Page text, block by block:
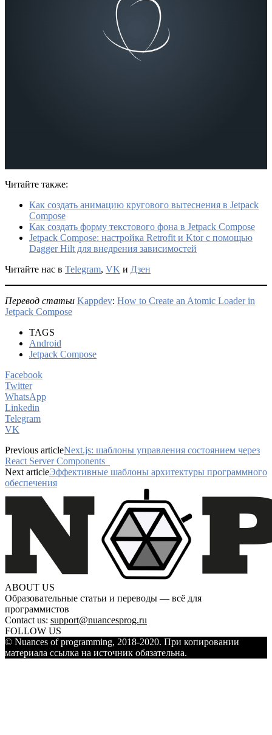
Читайте также:
Как создать анимацию кругового вытеснения в Jetpack
Compose
Как создать форму текстового фона в Jetpack Compose
Jetpack Compose: настройка Retrofit и Ktor с помощью
Dagger Hilt для внедрения зависимостей
Читайте нас в Telegram, VK и Дзен
Перевод статьи Kappdev: How to Create an Atomic Loader in
Jetpack Compose
TAGS
Android
Jetpack Compose
Facebook
Twitter
WhatsApp
Linkedin
Telegram
VK
Previous articleNext.js: шаблоны управления состоянием через
React Server Components
Next articleЭффективные шаблоны архитектуры программного
обеспечения
ABOUT US
Образовательные статьи и переводы — всё для
программистов
Contact us: support@nuancesprog.ru
FOLLOW US
© Nuances of programming, 2018-2020. При копировании
материала ссылка на источник обязательна.